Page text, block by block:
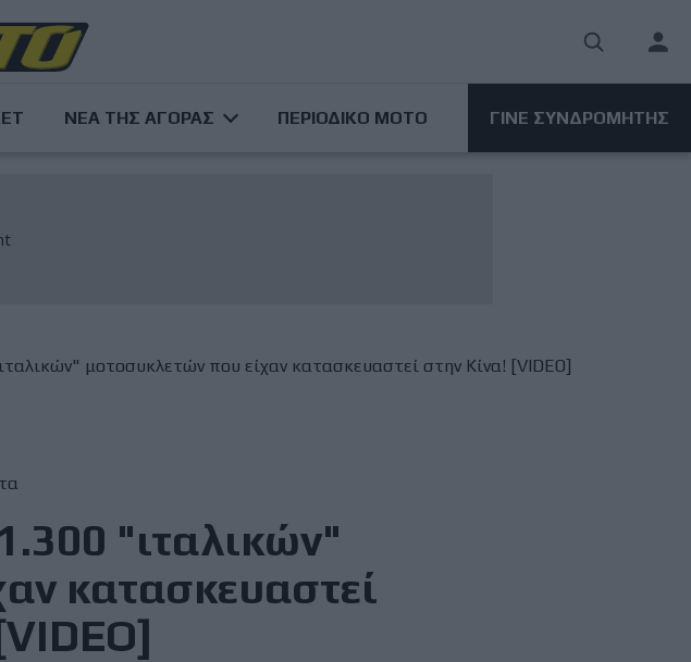
User
ΝΕΑ ΤΗΣ ΑΓΟΡΑΣ ΠΕΡΙΟΔΙΚΟ ΜΟΤΟ ΓΙΝΕ ΣΥΝΔΡΟΜΗΤΗΣ
μοτοσυκλετών που είχαν κατασκευαστεί στην Κίνα! [VIDEO]
"ιταλικών"
κατασκευαστεί